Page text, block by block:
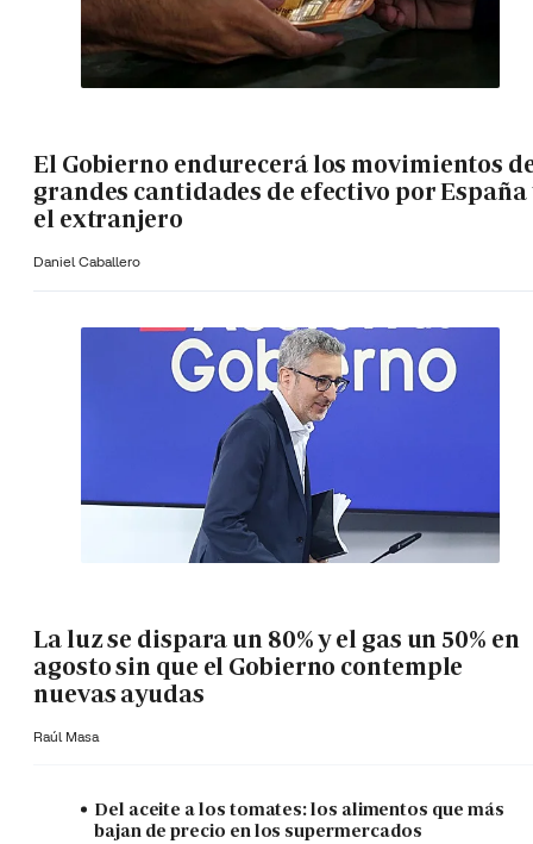
El Gobierno endurecerá los movimientos
grandes cantidades de efectivo por España
el extranjero
Daniel Caballero
La luz se dispara un 80% y el gas un 50% en
agosto sin que el Gobierno contemple
nuevas ayudas
Raúl Masa
Del aceite a los tomates: los alimentos que más
bajan de precio en los supermercados